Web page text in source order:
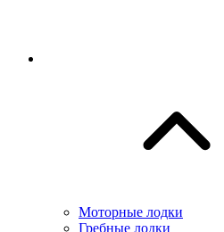
Моторные лодки
Гребные лодки